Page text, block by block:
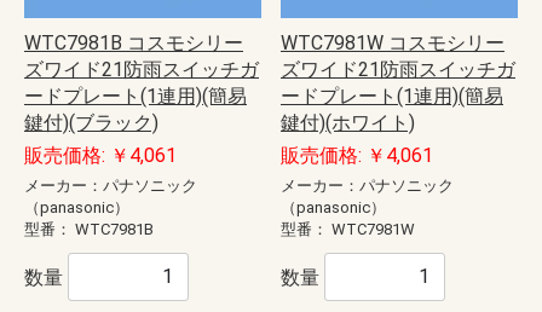
WTC7981B コスモシリー
ズワイド21防雨スイッチガ
ードプレート(1連用)(簡易
鍵付)(ブラック)
販売価格: ￥4,061
メーカー：パナソニック
（panasonic）
型番： WTC7981B
数量
WTC7981W コスモシリー
ズワイド21防雨スイッチガ
ードプレート(1連用)(簡易
鍵付)(ホワイト)
販売価格: ￥4,061
メーカー：パナソニック
（panasonic）
型番： WTC7981W
数量